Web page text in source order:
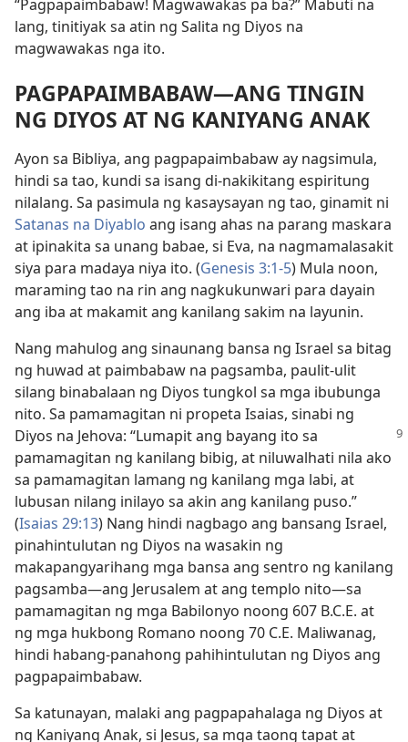
“Pagpapaimbabaw! Magwawakas pa ba?” Mabuti na
lang, tinitiyak sa atin ng Salita ng Diyos na
magwawakas nga ito.
PAGPAPAIMBABAW—ANG TINGIN
NG DIYOS AT NG KANIYANG ANAK
Ayon sa Bibliya, ang pagpapaimbabaw ay nagsimula,
hindi sa tao, kundi sa isang di-nakikitang espiritung
nilalang. Sa pasimula ng kasaysayan ng tao, ginamit ni
Satanas na Diyablo ang isang ahas na parang maskara
at ipinakita sa unang babae, si Eva, na nagmamalasakit
siya para madaya niya ito. (Genesis 3:1-5) Mula noon,
maraming tao na rin ang nagkukunwari para dayain
ang iba at makamit ang kanilang sakim na layunin.
Nang mahulog ang sinaunang bansa ng Israel sa bitag
ng huwad at paimbabaw na pagsamba, paulit-ulit
silang binabalaan ng Diyos tungkol sa mga ibubunga
nito. Sa pamamagitan ni propeta Isaias, sinabi ng
Diyos na Jehova: “Lumapit ang bayang ito sa
pamamagitan ng kanilang bibig, at niluwalhati nila ako
sa pamamagitan lamang ng kanilang mga labi, at
lubusan nilang inilayo sa akin ang kanilang puso.”
(Isaias 29:13) Nang hindi nagbago ang bansang Israel,
pinahintulutan ng Diyos na wasakin ng
makapangyarihang mga bansa ang sentro ng kanilang
pagsamba—ang Jerusalem at ang templo nito—sa
pamamagitan ng mga Babilonyo noong 607 B.C.E. at
ng mga hukbong Romano noong 70 C.E. Maliwanag,
hindi habang-panahong pahihintulutan ng Diyos ang
pagpapaimbabaw.
Sa katunayan, malaki ang pagpapahalaga ng Diyos at
ng Kaniyang Anak, si Jesus, sa mga taong tapat at